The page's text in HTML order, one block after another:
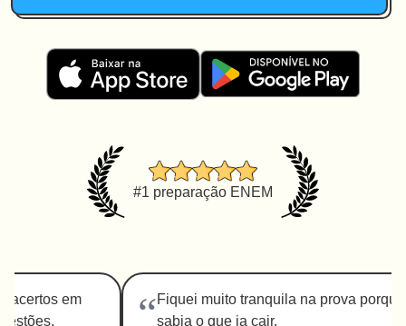
#1 preparação ENEM
acertos em
“Fiquei muito tranquila na prova porque
sabia o que ia cair.